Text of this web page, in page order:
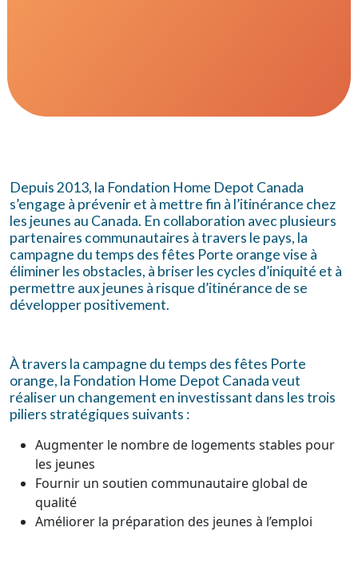
Depuis 2013, la Fondation Home Depot Canada
s’engage à prévenir et à mettre fin à l’itinérance chez
les jeunes au Canada. En collaboration avec plusieurs
partenaires communautaires à travers le pays, la
campagne du temps des fêtes Porte orange vise à
éliminer les obstacles, à briser les cycles d’iniquité et à
permettre aux jeunes à risque d’itinérance de se
développer positivement.
À travers la campagne du temps des fêtes Porte
orange, la Fondation Home Depot Canada veut
réaliser un changement en investissant dans les trois
piliers stratégiques suivants :
Augmenter le nombre de logements stables pour
les jeunes
Fournir un soutien communautaire global de
qualité
Améliorer la préparation des jeunes à l’emploi